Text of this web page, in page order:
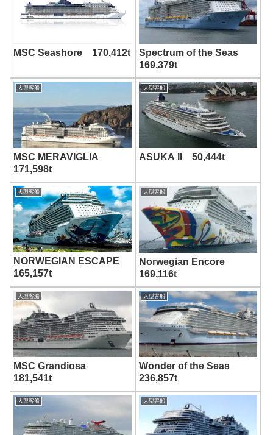
MSC Seashore 170,412t
Spectrum of the Seas
169,379t
大型客船
MSC MERAVIGLIA
171,598t
大型客船
ASUKA II 50,444t
大型客船
NORWEGIAN ESCAPE
165,157t
大型客船
Norwegian Encore
169,116t
大型客船
MSC Grandiosa
181,541t
大型客船
Wonder of the Seas
236,857t
大型客船 大型客船